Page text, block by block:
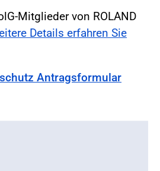
Mitglieder von ROLAND
Details erfahren Sie
Antragsformular